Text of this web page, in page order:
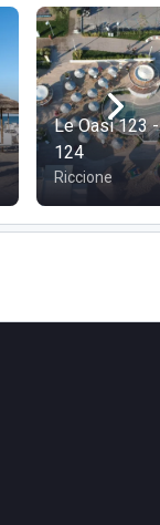
Le Oasi 123 -
124
Riccione